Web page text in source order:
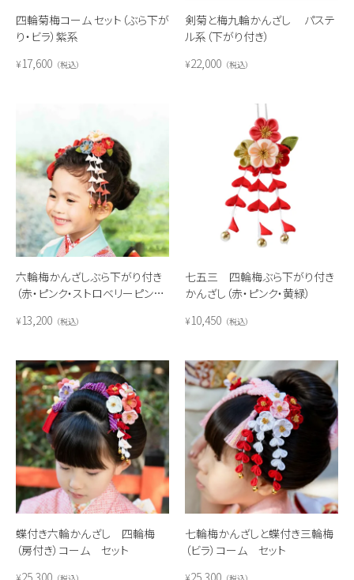
四輪菊梅コーム セット（ぶら下が
り・ビラ）紫系
¥17,600 税込
剣菊と梅九輪かんざし パステ
ル系（下がり付き）
¥22,000 税込
六輪梅かんざしぶら下がり付き
（赤・ピンク・ストロベリーピンク・
¥13,200 税込
七五三 四輪梅ぶら下がり付き
かんざし（赤・ピンク・黄緑）
¥10,450 税込
蝶付き六輪かんざし 四輪梅
（房付き）コーム セット
七輪梅かんざしと蝶付き三輪梅
（ビラ）コーム セット